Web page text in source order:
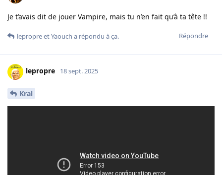
Je t’avais dit de jouer Vampire, mais tu n’en fait qu’à ta tête !!
Répondre
lepropreetYaouch a répondu à ça.
lepropre 18 sept. 2025
Kral